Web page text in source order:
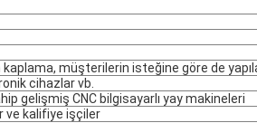
müşterilerin isteğine göre de
cihazlar vb.
gelişmiş CNC bilgisayarlı yay makineleri
ve kalifiye işçiler